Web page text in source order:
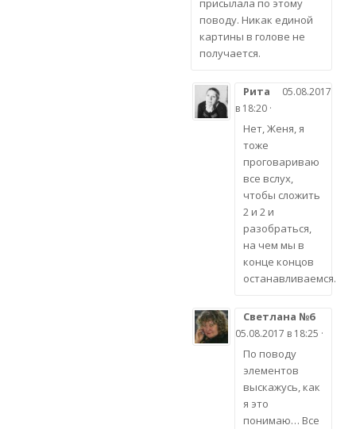
присылала по этому
поводу. Никак единой
картины в голове не
получается.
Рита
05.08.2017
в 18:20 ·
Нет, Женя, я
тоже
проговариваю
все вслух,
чтобы сложить
2 и 2 и
разобраться,
на чем мы в
конце концов
останавливаемся.
Светлана №6
05.08.2017 в 18:25 ·
По поводу
элементов
выскажусь, как
я это
понимаю… Все